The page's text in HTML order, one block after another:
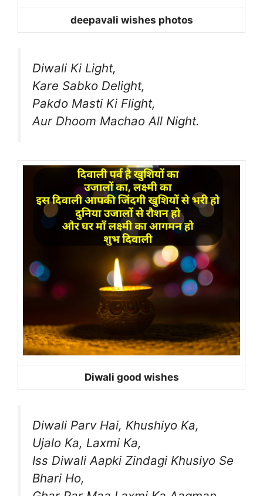
deepavali wishes photos
Diwali Ki Light,
Kare Sabko Delight,
Pakdo Masti Ki Flight,
Aur Dhoom Machao All Night.
Diwali good wishes
Diwali Parv Hai, Khushiyo Ka,
Ujalo Ka, Laxmi Ka,
Iss Diwali Aapki Zindagi Khusiyo Se
Bhari Ho,